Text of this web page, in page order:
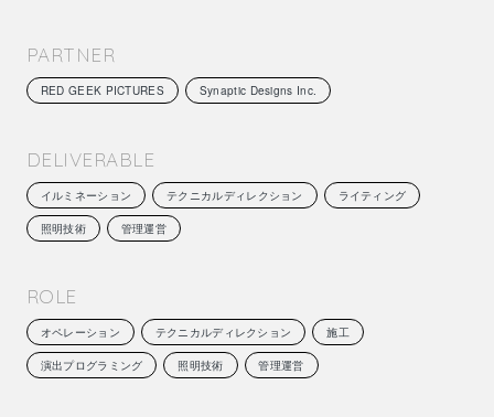
PARTNER
RED GEEK PICTURES Synaptic Designs Inc.
DELIVERABLE
イルミネーション テクニカルディレクション
ライティング
照明技術
管理運営
ROLE
オペレーション テクニカルディレクション
施工
演出プログラミング
照明技術 管理運営